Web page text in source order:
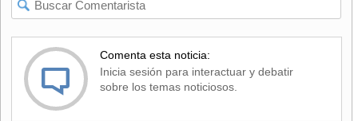
Comenta esta noticia:
Inicia sesión para interactuar y debatir
sobre los temas noticiosos.